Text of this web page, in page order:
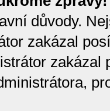
důvody.
zakázal
zakázal